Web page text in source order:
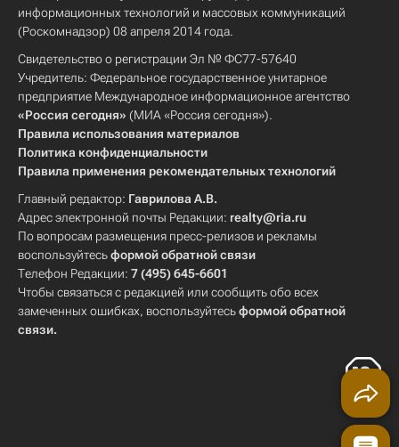
информационных технологий и массовых коммуникаций
(Роскомнадзор) 08 апреля 2014 года.
Свидетельство о регистрации Эл № ФС77-57640
Учредитель: Федеральное государственное унитарное
предприятие Международное информационное агентство
«Россия сегодня» (МИА «Россия сегодня»).
Правила использования материалов
Политика конфиденциальности
Правила применения рекомендательных технологий
Главный редактор: Гаврилова А.В.
Адрес электронной почты Редакции: realty@ria.ru
По вопросам размещения пресс-релизов и рекламы
воспользуйтесьформой обратной связи
Телефон Редакции: 7 (495) 645-6601
Чтобы связаться с редакцией или сообщить обо всех
замеченных ошибках, воспользуйтесьформой обратной
связи.